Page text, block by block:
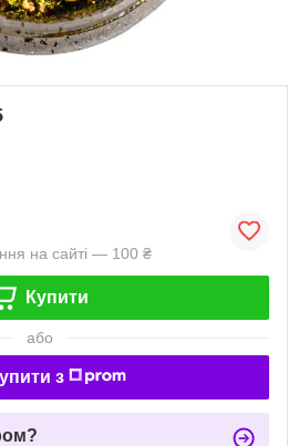
на сайті — 100 ₴
Купити
або
з